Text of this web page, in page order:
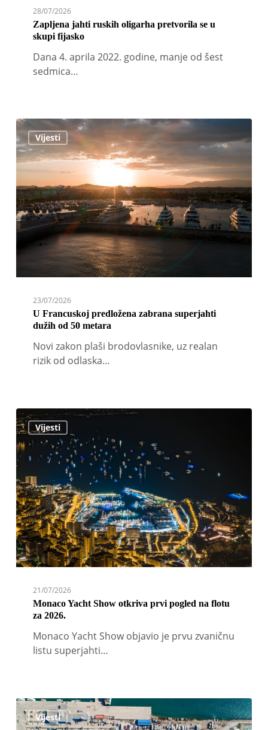
28/07/2026
Zapljena jahti ruskih oligarha pretvorila se u
skupi fijasko
Dana 4. aprila 2022. godine, manje od šest
sedmica…
Vijesti
U
Francuskoj
predložena
zabrana
superjahti
dužih
od
50
metara
23/07/2026
U Francuskoj predložena zabrana superjahti
dužih od 50 metara
Novi zakon plaši brodovlasnike, uz realan
rizik od odlaska…
Vijesti
Monaco
Yacht
Show
otkriva
pogled
na
flotu
za
2026.
21/07/2026
Monaco Yacht Show otkriva prvi pogled na flotu
za 2026.
Monaco Yacht Show objavio je prvu zvaničnu
listu superjahti…
Vijesti
Durutović:
Marina